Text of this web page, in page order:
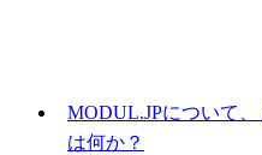
MODUL.JPについて
は何か？